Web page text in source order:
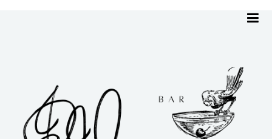
11月17日（木）
Uncategorized 2022.11.17